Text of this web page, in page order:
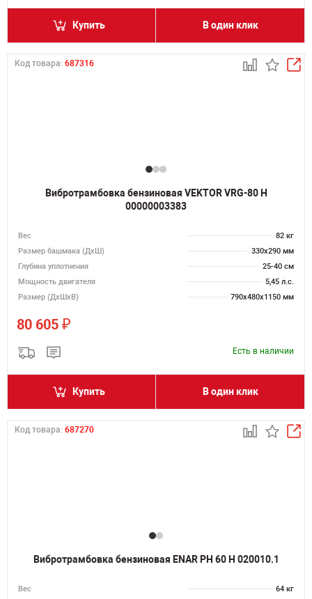
Купить В один клик
Код товара: 687316
Вибротрамбовка бензиновая VEKTOR VRG-80 H
00000003383
Вес
82 кг
Размер башмака (ДхШ)
330х290 мм
Глубина уплотнения
25-40 см
Мощность двигателя
5,45 л.с.
Размер (ДхШхВ)
790х480х1150 мм
80 605 ₽
Есть в наличии
Купить В один клик
Код товара: 687270
Вибротрамбовка бензиновая ENAR PH 60 H 020010.1
Вес
64 кг